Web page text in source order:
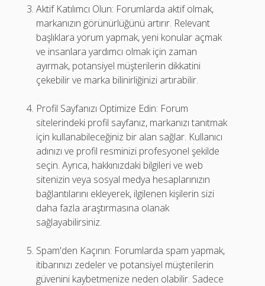
Aktif Katılımcı Olun: Forumlarda aktif olmak,
markanızın görünürlüğünü artırır. Relevant
başlıklara yorum yapmak, yeni konular açmak
ve insanlara yardımcı olmak için zaman
ayırmak, potansiyel müşterilerin dikkatini
çekebilir ve marka bilinirliğinizi artırabilir.
Profil Sayfanızı Optimize Edin: Forum
sitelerindeki profil sayfanız, markanızı tanıtmak
için kullanabileceğiniz bir alan sağlar. Kullanıcı
adınızı ve profil resminizi profesyonel şekilde
seçin. Ayrıca, hakkınızdaki bilgileri ve web
sitenizin veya sosyal medya hesaplarınızın
bağlantılarını ekleyerek, ilgilenen kişilerin sizi
daha fazla araştırmasına olanak
sağlayabilirsiniz.
Spam'den Kaçının: Forumlarda spam yapmak,
itibarınızı zedeler ve potansiyel müşterilerin
güvenini kaybetmenize neden olabilir. Sadece